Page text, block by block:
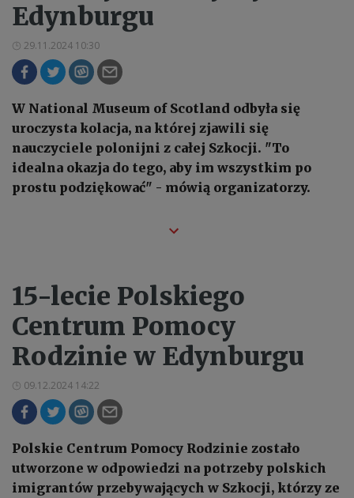
Edynburgu
29.11.2024 10:30
W National Museum of Scotland odbyła się
uroczysta kolacja, na której zjawili się
nauczyciele polonijni z całej Szkocji. "To
idealna okazja do tego, aby im wszystkim po
prostu podziękować" - mówią organizatorzy.
15-lecie Polskiego
Centrum Pomocy
Rodzinie w Edynburgu
09.12.2024 14:22
Polskie Centrum Pomocy Rodzinie zostało
utworzone w odpowiedzi na potrzeby polskich
imigrantów przebywających w Szkocji, którzy ze